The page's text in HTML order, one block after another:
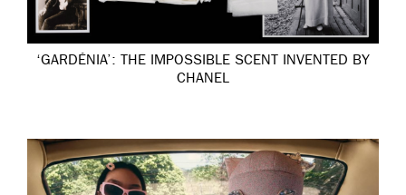
‘GARDÉNIA’: THE IMPOSSIBLE SCENT INVENTED BY
CHANEL